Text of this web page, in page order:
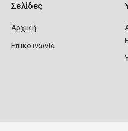
Σελίδες
Αρχική
Επικοινωνία